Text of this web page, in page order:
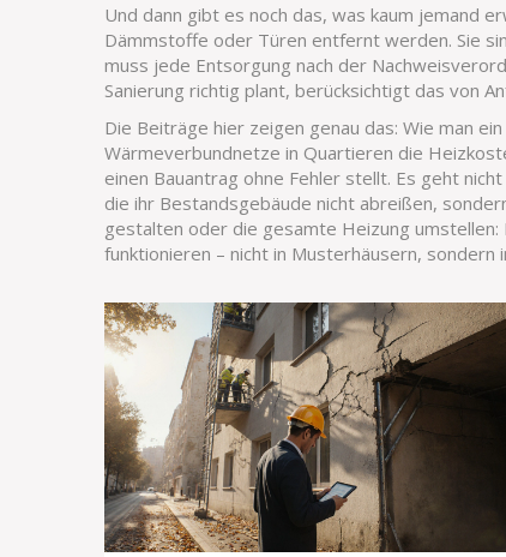
Und dann gibt es noch das, was kaum jemand
Dämmstoffe oder Türen entfernt werden. Sie
muss jede Entsorgung nach der
Sanierung richtig plant, berücksichtigt das von
Die Beiträge hier zeigen genau das: Wie man
Wärmeverbundnetze in Quartieren die
einen Bauantrag ohne Fehler stellt. Es geht
die ihr Bestandsgebäude nicht abreißen,
gestalten oder die gesamte Heizung
funktionieren – nicht in Musterhäusern, sondern